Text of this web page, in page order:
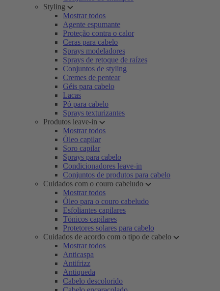
Styling
Mostrar todos
Agente espumante
Proteção contra o calor
Ceras para cabelo
Sprays modeladores
Sprays de retoque de raízes
Conjuntos de styling
Cremes de pentear
Géis para cabelo
Lacas
Pó para cabelo
Sprays texturizantes
Produtos leave-in
Mostrar todos
Óleo capilar
Soro capilar
Sprays para cabelo
Condicionadores leave-in
Conjuntos de produtos para cabelo
Cuidados com o couro cabeludo
Mostrar todos
Óleo para o couro cabeludo
Esfoliantes capilares
Tónicos capilares
Protetores solares para cabelo
Cuidados de acordo com o tipo de cabelo
Mostrar todos
Anticaspa
Antifrizz
Antiqueda
Cabelo descolorido